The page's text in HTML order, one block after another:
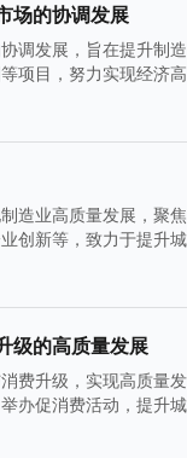
场的协调发展
调发展，旨在提升制
项目，努力实现经济
造业高质量发展，聚
创新等，致力于提升
级的高质量发展
费升级，实现高质量
办促消费活动，提升